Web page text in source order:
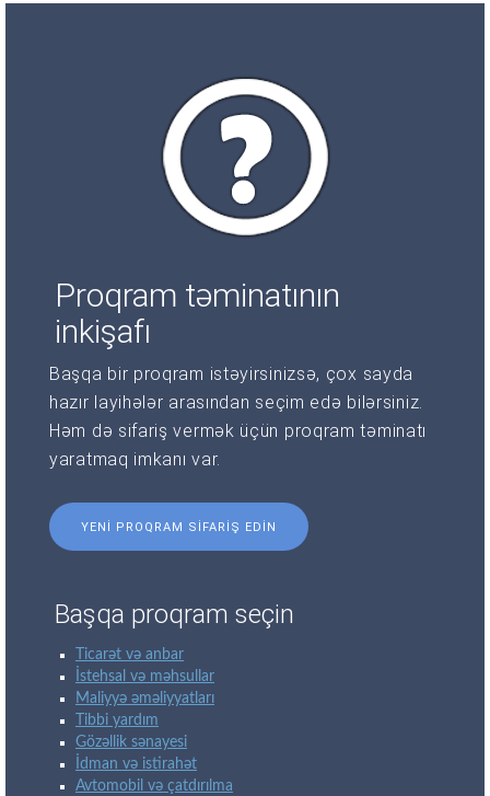
Proqram təminatının
inkişafı
Başqa bir proqram istəyirsinizsə, çox sayda
hazır layihələr arasından seçim edə bilərsiniz.
Həm də sifariş vermək üçün proqram təminatı
yaratmaq imkanı var.
YENI PROQRAM SIFARIŞ EDIN
Başqa proqram seçin
Ticarət və anbar
İstehsal və məhsullar
Maliyyə əməliyyatları
Tibbi yardım
Gözəllik sənayesi
İdman və istirahət
Avtomobil və çatdırılma